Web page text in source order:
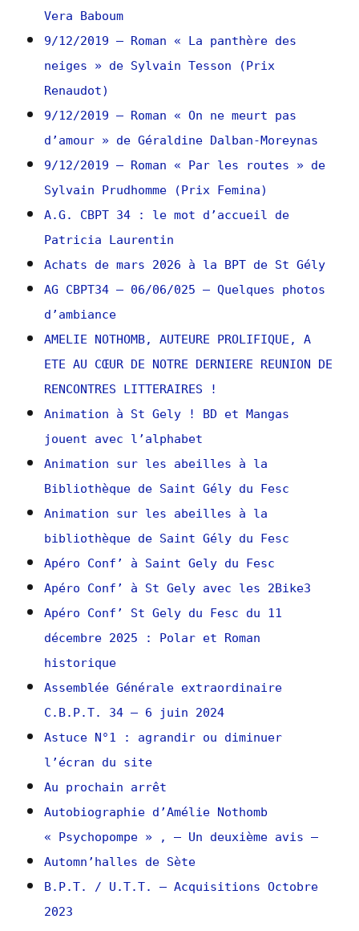
Vera Baboum
9/12/2019 – Roman « La panthère des
neiges » de Sylvain Tesson (Prix
Renaudot)
9/12/2019 – Roman « On ne meurt pas
d’amour » de Géraldine Dalban-Moreynas
9/12/2019 – Roman « Par les routes » de
Sylvain Prudhomme (Prix Femina)
A.G. CBPT 34 : le mot d’accueil de
Patricia Laurentin
Achats de mars 2026 à la BPT de St Gély
AG CBPT34 – 06/06/025 – Quelques photos
d’ambiance
AMELIE NOTHOMB, AUTEURE PROLIFIQUE, A
ETE AU CŒUR DE NOTRE DERNIERE REUNION DE
RENCONTRES LITTERAIRES !
Animation à St Gely ! BD et Mangas
jouent avec l’alphabet
Animation sur les abeilles à la
Bibliothèque de Saint Gély du Fesc
Animation sur les abeilles à la
bibliothèque de Saint Gély du Fesc
Apéro Conf’ à Saint Gely du Fesc
Apéro Conf’ à St Gely avec les 2Bike3
Apéro Conf’ St Gely du Fesc du 11
décembre 2025 : Polar et Roman
historique
Assemblée Générale extraordinaire
C.B.P.T. 34 – 6 juin 2024
Astuce N°1 : agrandir ou diminuer
l’écran du site
Au prochain arrêt
Autobiographie d’Amélie Nothomb
« Psychopompe » , – Un deuxième avis –
Automn’halles de Sète
B.P.T. / U.T.T. – Acquisitions Octobre
2023